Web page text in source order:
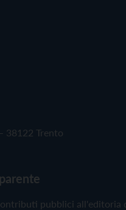
38122 Trento
pubblici all'editoria